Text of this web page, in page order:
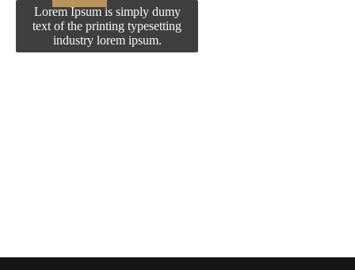
Lorem Ipsum is simply dumy
text of the printing typesetting
industry lorem ipsum.